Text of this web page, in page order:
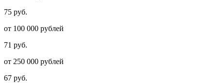
75 руб.
от 100 000 рублей
71 руб.
от 250 000 рублей
67 руб.